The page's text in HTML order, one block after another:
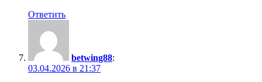
Ответить
betwing88:
03.04.2026 в 21:37